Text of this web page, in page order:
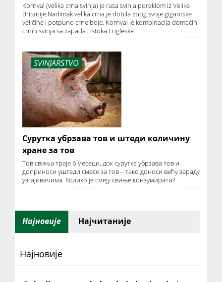
Kornval (velika crna svinja) je rasa svinja poreklom iz Velike
Britanije.Nadimak velika crna je dobila zbog svoje gigantske
veličine i potpuno crne boje. Kornval je kombinacija domaćih
crnih svinja sa zapada i istoka Engleske.
SVINJARSTVO
Сурутка убрзава тов и штеди количину
хране за тов
Тов свиња траје 6 месеци, док сурутка убрзава тов и
доприноси уштеди смесе за тов – тако доноси већу зараду
узгајивачима. Колико је смеју свиње конзумирати?
Најновије Најчитаније
Најновије